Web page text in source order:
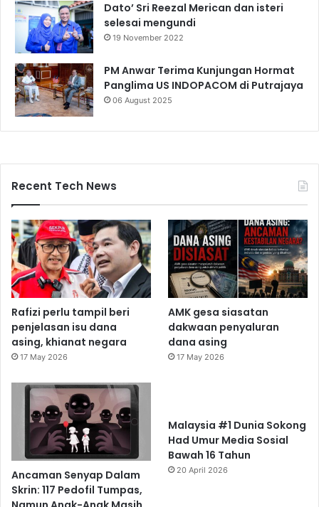
Dato’ Sri Reezal Merican dan isteri
selesai mengundi
19 November 2022
PM Anwar Terima Kunjungan Hormat
Panglima US INDOPACOM di Putrajaya
06 August 2025
Recent Tech News
Rafizi perlu tampil beri
penjelasan isu dana
asing, khianat negara
17 May 2026
AMK gesa siasatan
dakwaan penyaluran
dana asing
17 May 2026
Ancaman Senyap Dalam
Skrin: 117 Pedofil Tumpas,
Malaysia #1 Dunia Sokong
Had Umur Media Sosial
Bawah 16 Tahun
20 April 2026